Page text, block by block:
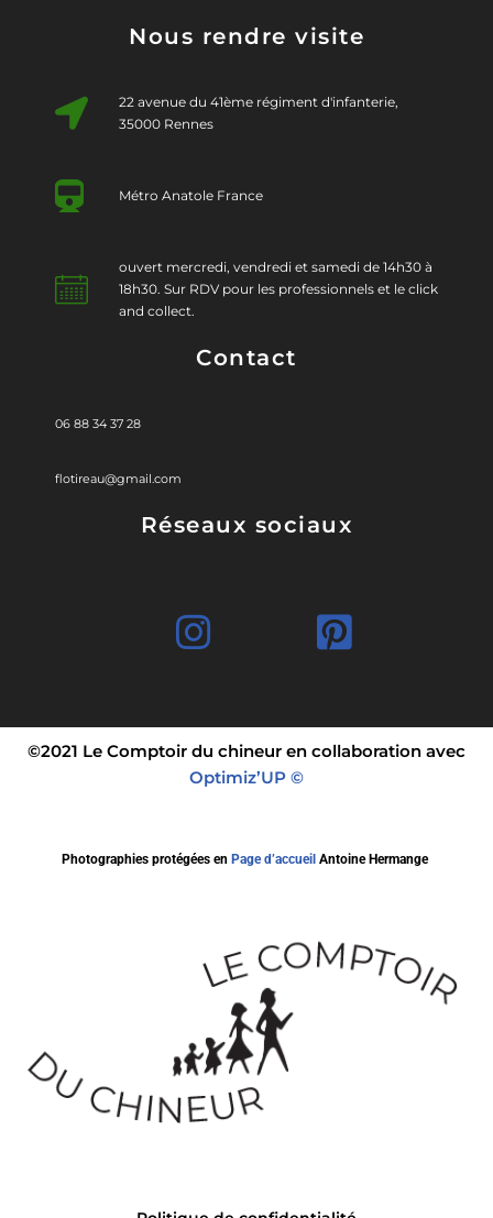
Nous rendre visite
22 avenue du 41ème régiment d'infanterie,
35000 Rennes
Métro Anatole France
ouvert mercredi, vendredi et samedi de 14h30 à
18h30. Sur RDV pour les professionnels et le click
and collect.
Contact
06 88 34 37 28
flotireau@gmail.com
Réseaux sociaux
©2021 Le Comptoir du chineur en collaboration avec
Optimiz’UP ©
Photographies protégées en Page d’accueil Antoine Hermange